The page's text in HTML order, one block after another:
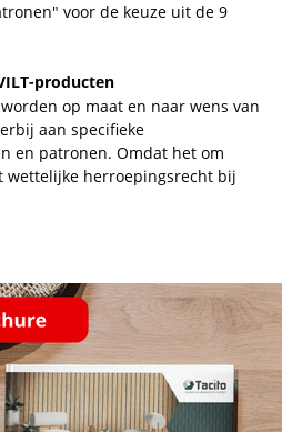
voor de keuze uit de 9
producten
op maat en naar wens van
aan specifieke
en patronen. Omdat het om
wettelijke herroepingsrecht bij